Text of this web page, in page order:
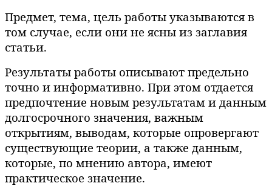
Предмет, тема, цель работы указываются в
том случае, если они не ясны из заглавия
статьи.
Результаты работы описывают предельно
точно и информативно. При этом отдается
предпочтение новым результатам и данным
долгосрочного значения, важным
открытиям, выводам, которые опровергают
существующие теории, а также данным,
которые, по мнению автора, имеют
практическое значение.